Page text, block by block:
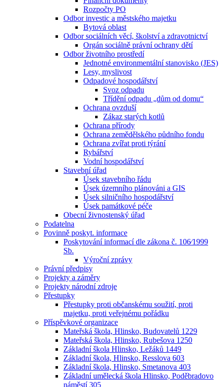
Rozpočty PO
Odbor investic a městského majetku
Bytová oblast
Odbor sociálních věcí, školství a zdravotnictví
Orgán sociálně právní ochrany dětí
Odbor životního prostředí
Jednotné environmentální stanovisko (JES)
Lesy, myslivost
Odpadové hospodářství
Svoz odpadu
Třídění odpadu „dům od domu“
Ochrana ovzduší
Zákaz starých kotlů
Ochrana přírody
Ochrana zemědělského půdního fondu
Ochrana zvířat proti týrání
Rybářství
Vodní hospodářství
Stavební úřad
Úsek stavebního řádu
Úsek územního plánováni a GIS
Úsek silničního hospodářství
Úsek památkové péče
Obecní živnostenský úřad
Podatelna
Povinně poskyt. informace
Poskytování informací dle zákona č. 106⁄1999
Sb.
Výroční zprávy
Právní předpisy
Projekty a záměry
Projekty národní zdroje
Přestupky
Přestupky proti občanskému soužití, proti
majetku, proti veřejnému pořádku
Příspěvkové organizace
Mateřská škola, Hlinsko, Budovatelů 1229
Mateřská škola, Hlinsko, Rubešova 1250
Základní škola Hlinsko, Ležáků 1449
Základní škola, Hlinsko, Resslova 603
Základní škola, Hlinsko, Smetanova 403
Základní umělecká škola Hlinsko, Poděbradovo
náměstí 305